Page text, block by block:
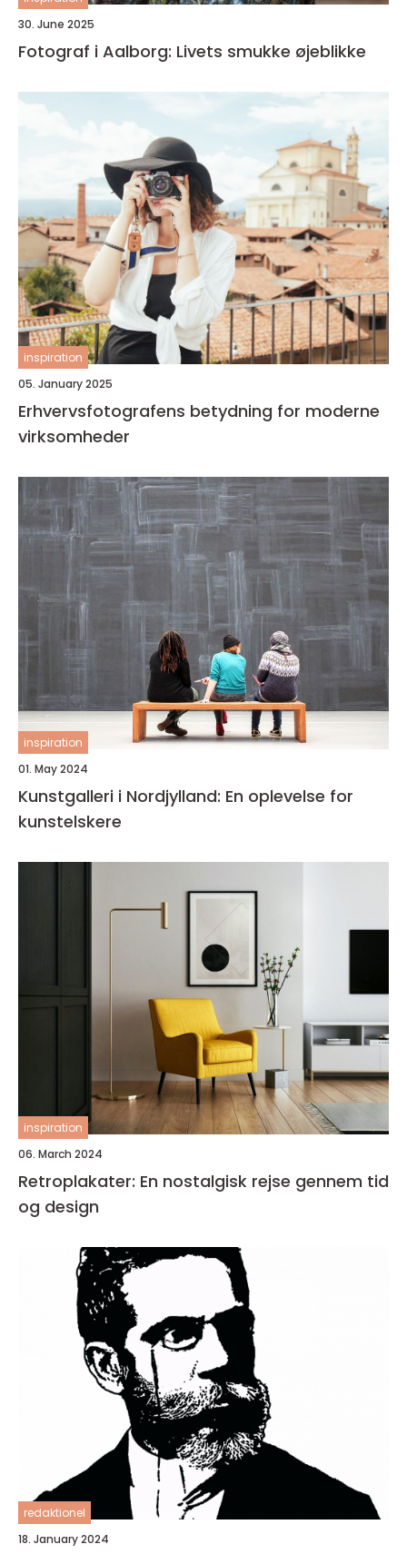
30. June 2025
Fotograf i Aalborg: Livets smukke øjeblikke
inspiration
05. January 2025
Erhvervsfotografens betydning for moderne
virksomheder
inspiration
01. May 2024
Kunstgalleri i Nordjylland: En oplevelse for
kunstelskere
inspiration
06. March 2024
Retroplakater: En nostalgisk rejse gennem tid
og design
redaktionel
18. January 2024